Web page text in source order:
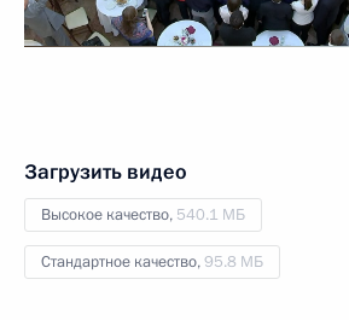
Загрузить видео
Высокое качество, 540.1 МБ
Стандартное качество,95.8 МБ